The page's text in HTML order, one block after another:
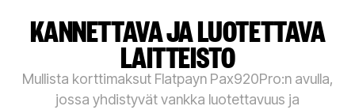
KANNETTAVA JA LUOTETTAVA
LAITTEISTO
Mullista korttimaksut Flatpayn Pax920Pro:n avulla,
jossa yhdistyvät vankka luotettavuus ja